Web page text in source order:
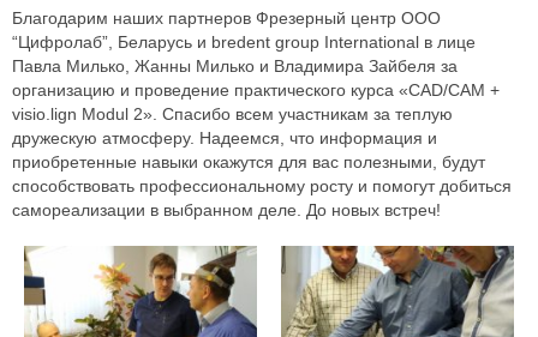
Благодарим наших партнеров Фрезерный центр ООО
“Цифролаб”, Беларусь и bredent group International в лице
Павла Милько, Жанны Милько и Владимира Зайбеля за
организацию и проведение практического курса «CAD/CAM +
visio.lign Modul 2». Спасибо всем участникам за теплую
дружескую атмосферу. Надеемся, что информация и
приобретенные навыки окажутся для вас полезными, будут
способствовать профессиональному росту и помогут добиться
самореализации в выбранном деле. До новых встреч!